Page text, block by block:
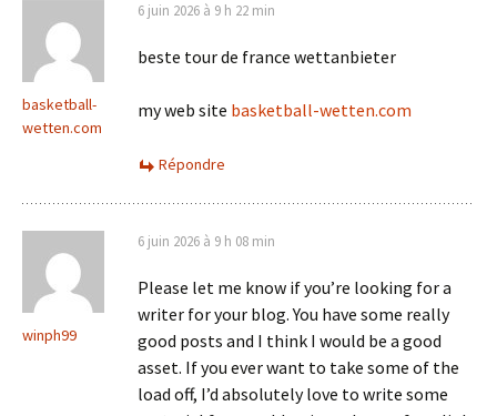
basketball-
wetten.com
6 juin 2026 à 9 h 22 min
beste tour de france wettanbieter
my web site basketball-wetten.com
Répondre
winph99
6 juin 2026 à 9 h 08 min
Please let me know if you’re looking for a
writer for your blog. You have some really
good posts and I think I would be a good
asset. If you ever want to take some of the
load off, I’d absolutely love to write some